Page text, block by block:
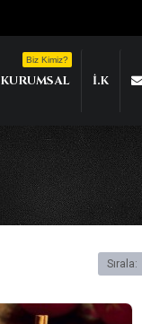
KURUMSAL
Biz Kimiz?
İ.K
Sırala: